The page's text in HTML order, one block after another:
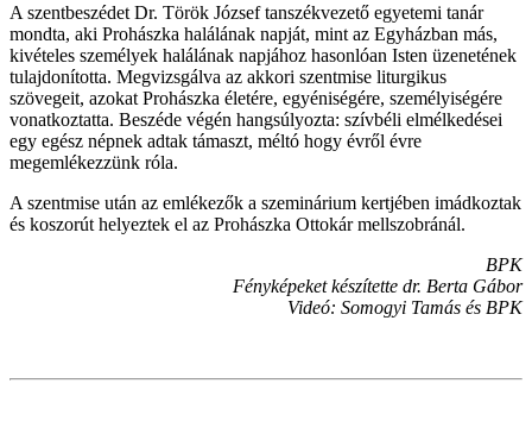
A szentbeszédet Dr. Török József tanszékvezető egyetemi tanár
mondta, aki Prohászka halálának napját, mint az Egyházban más,
kivételes személyek halálának napjához hasonlóan Isten üzenetének
tulajdonította. Megvizsgálva az akkori szentmise liturgikus
szövegeit, azokat Prohászka életére, egyéniségére, személyiségére
vonatkoztatta. Beszéde végén hangsúlyozta: szívbéli elmélkedései
egy egész népnek adtak támaszt, méltó hogy évről évre
megemlékezzünk róla.
A szentmise után az emlékezők a szeminárium kertjében imádkoztak
és koszorút helyeztek el az Prohászka Ottokár mellszobránál.
BPK
Fényképeket készítette dr. Berta Gábor
Videó: Somogyi Tamás és BPK